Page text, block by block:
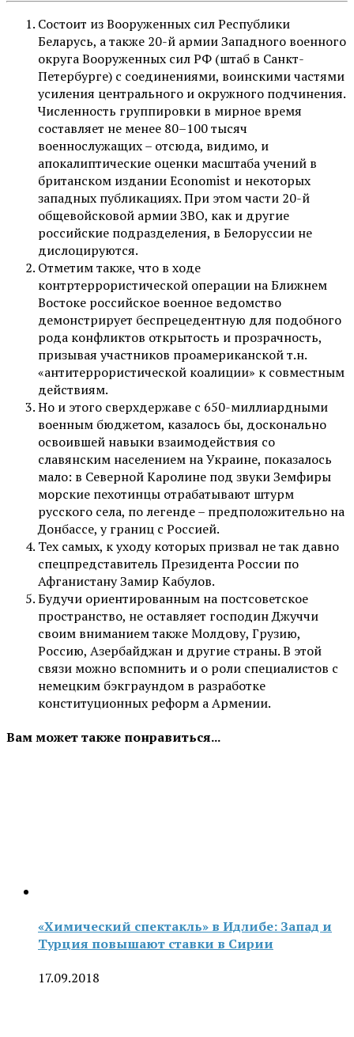
Состоит из Вооруженных сил Республики
Беларусь, а также 20-й армии Западного военного
округа Вооруженных сил РФ (штаб в Санкт-
Петербурге) с соединениями, воинскими частями
усиления центрального и окружного подчинения.
Численность группировки в мирное время
составляет не менее 80–100 тысяч
военнослужащих – отсюда, видимо, и
апокалиптические оценки масштаба учений в
британском издании Economist и некоторых
западных публикациях. При этом части 20-й
общевойсковой армии ЗВО, как и другие
российские подразделения, в Белоруссии не
дислоцируются.
Отметим также, что в ходе
контртеррористической операции на Ближнем
Востоке российское военное ведомство
демонстрирует беспрецедентную для подобного
рода конфликтов открытость и прозрачность,
призывая участников проамериканской т.н.
«антитеррористической коалиции» к совместным
действиям.
Но и этого сверхдержаве с 650-миллиардными
военным бюджетом, казалось бы, досконально
освоившей навыки взаимодействия со
славянским населением на Украине, показалось
мало: в Северной Каролине под звуки Земфиры
морские пехотинцы отрабатывают штурм
русского села, по легенде – предположительно на
Донбассе, у границ с Россией.
Тех самых, к уходу которых призвал не так давно
спецпредставитель Президента России по
Афганистану Замир Кабулов.
Будучи ориентированным на постсоветское
пространство, не оставляет господин Джуччи
своим вниманием также Молдову, Грузию,
Россию, Азербайджан и другие страны. В этой
связи можно вспомнить и о роли специалистов с
немецким бэкграундом в разработке
конституционных реформ а Армении.
Вам может также понравиться...
«Химический спектакль» в Идлибе: Запад и
Турция повышают ставки в Сирии
17.09.2018